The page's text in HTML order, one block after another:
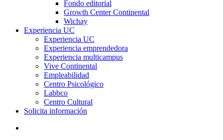
Fondo editorial
Growth Center Continental
Wichay
Experiencia UC
Experiencia UC
Experiencia emprendedora
Experiencia multicampus
Vive Continental
Empleabilidad
Centro Psicológico
Labbco
Centro Cultural
Solicita información